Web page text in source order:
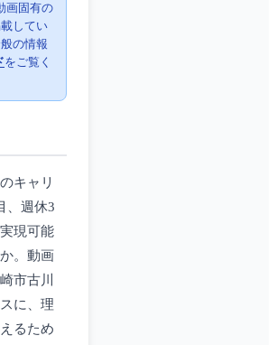
画固有の
してい
の情報
をご覧く
キャリ
、週休3
現可能
。動画
市古川
に、理
るため